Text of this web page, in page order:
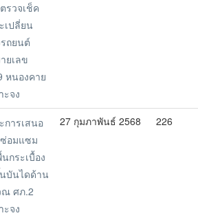
รวจเช็ค
เปลี่ยน
ถยนต์
ยเลข
หนองคาย
ะจง
การเสนอ
อมแซม
กระเบื้อง
บันไดด้าน
ณ ศภ.2
ะจง
27 กุมภาพันธ์ 2568 226